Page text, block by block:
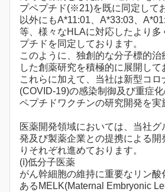
プペプチド(※21)を既に同定して
以外にもA*11:01、A*33:03、
等、様々なHLAに対応したより多
プチドを同定しております。
このように、独創的な分子標的治
した創薬研究を積極的に展開して
これらに加えて、当社は新型コロ
(COVID-19)の感染制御及び重症
ペプチドワクチンの研究開発を実
医薬開発領域においては、当社グ
発及び製薬企業との提携による開
りそれぞれ進めております。
(ⅰ)低分子医薬
がん幹細胞の維持に重要なリン酸
あるMELK(Maternal Embryonic